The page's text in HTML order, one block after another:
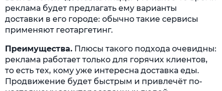
реклама будет предлагать ему варианты
доставки в его городе: обычно такие сервисы
применяют геотаргетинг.
Преимущества. Плюсы такого подхода очевидны:
реклама работает только для горячих клиентов,
то есть тех, кому уже интересна доставка еды.
Продвижение будет быстрым и привлечёт по-